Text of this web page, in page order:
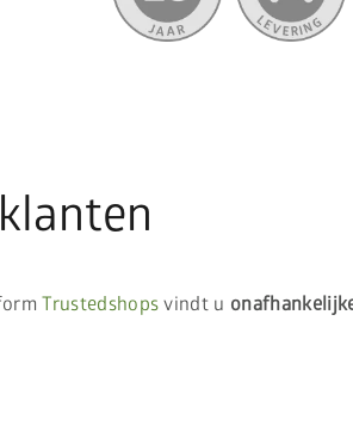
Trustedshops vindt u